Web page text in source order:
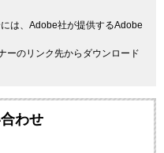
は、Adobe社が提供するAdobe
ーのリンク先からダウンロード
わせ